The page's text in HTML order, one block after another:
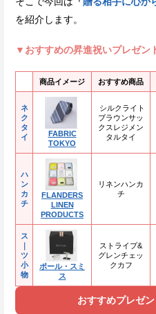
を紹介します。
▼おすすめの昇進祝いプレゼン
商品イメージ おすすめ商品
ネ
ク
タ
イ
FABRIC
TOKYO
シルクライト
ブラウンサッ
クスレジメン
タルタイ
ハ
ン
カ
チ
FLANDERS
LINEN
PRODUCTS
リネンハンカ
チ
ス
｜
ツ
小
物
ポール・スミ
ス
ストライプ&
グレンチェッ
クカフ
おすすめプレゼ